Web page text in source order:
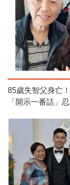
85歲失智父身亡
「開示一番話」